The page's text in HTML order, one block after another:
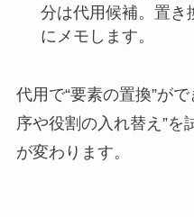
分は代用候補。置き
にメモします。
代用で“要素の置換”が
序や役割の入れ替え”を
が変わります。